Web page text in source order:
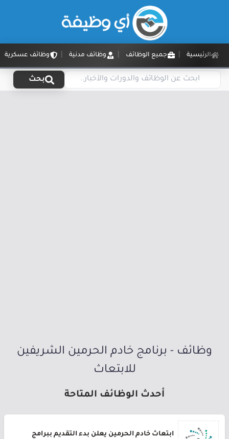
الرئيسية جميع الوظائف وظائف مدنية وظائف عسكرية
بحث
وظائف - برنامج خادم الحرمين الشريفين
للابتعاث
أحدث الوظائف المتاحة
ابتعاث خادم الحرمين يعلن بدء التقديم ببرامج